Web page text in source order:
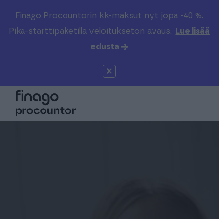
Finago Procountorin kk-maksut nyt jopa -40 %.
Pika-starttipaketilla veloitukseton avaus.
Lue lisää
edusta →
Etsi sivustolta
Valitse kieli
Global (EN)
Kirjaudu
Solo
Sopimuskone
Kenelle
Tilitoimistoille